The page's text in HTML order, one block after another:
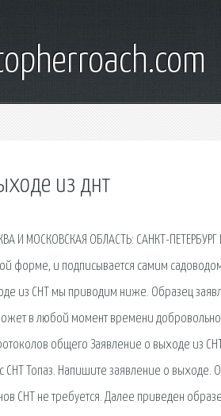
из днт
И МОСКОВСКАЯ ОБЛАСТЬ: САНКТ-
форме, и подписывается самим
из СНТ мы приводим ниже. Образец
в любой момент времени
общего Заявление о выходе из
СНТ Топаз. Напишите заявление о
СНТ не требуется. Далее приведен